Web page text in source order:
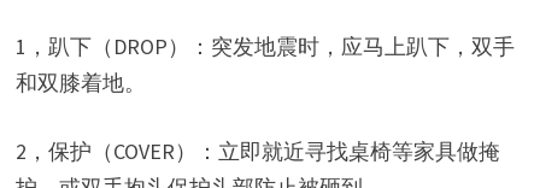
1， 趴下（DROP）
：突发地震时，应马上趴下，双手
和双膝着地。
2， 保护（COVER）
：立即就近寻找桌椅等家具做掩